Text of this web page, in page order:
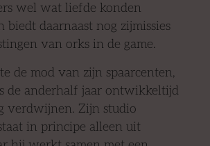
wel wat liefde konden
biedt daarnaast nog zijmissies
van orks in de game.
de mod van zijn spaarcenten,
de anderhalf jaar ontwikkeltijd
verdwijnen. Zijn studio
in principe alleen uit